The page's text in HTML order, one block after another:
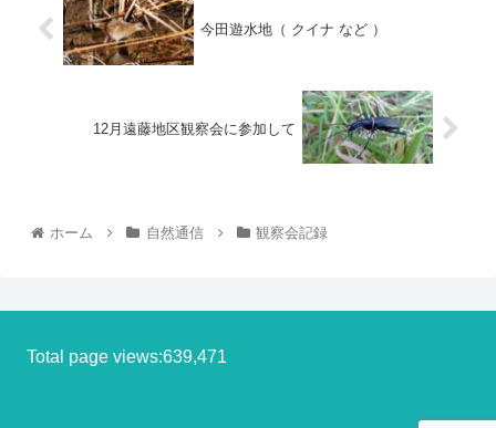
今田遊水地（ クイナ など ）
12月遠藤地区観察会に参加して
ホーム 自然通信 観察会記録
Total page views:639,471